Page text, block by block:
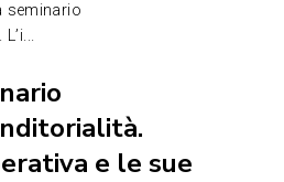
seminario
e le sue